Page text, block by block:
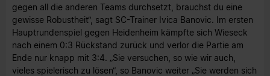
gegen all die anderen Teams durchsetzt, brauchst du eine
gewisse Robustheit“, sagt SC-Trainer Ivica Banovic. Im ersten
Hauptrundenspiel gegen Heidenheim kämpfte sich Wieseck
nach einem 0:3 Rückstand zurück und verlor die Partie am
Ende nur knapp mit 3:4. „Sie versuchen, so wie wir auch,
vieles spielerisch zu lösen“, so Banovic weiter „Sie werden sich